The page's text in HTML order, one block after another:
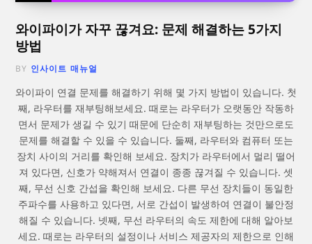
와이파이가 자꾸 끊겨요: 문제 해결하는 5가지
방법
BY 인사이트 매뉴얼
와이파이 연결 문제를 해결하기 위해 몇 가지 방법이 있습니다. 첫
째, 라우터를 재부팅해보세요. 때로는 라우터가 오랫동안 작동하
면서 문제가 생길 수 있기 때문에 단순히 재부팅하는 것만으로도
문제를 해결할 수 있을 수 있습니다. 둘째, 라우터와 컴퓨터 또는
장치 사이의 거리를 확인해 보세요. 장치가 라우터에서 멀리 떨어
져 있다면, 신호가 약해져서 연결이 종종 끊겨질 수 있습니다. 셋
째, 무선 신호 간섭을 확인해 보세요. 다른 무선 장치들이 동일한
주파수를 사용하고 있다면, 서로 간섭이 발생하여 연결이 불안정
해질 수 있습니다. 넷째, 무선 라우터의 속도 제한에 대해 알아보
세요. 때로는 라우터의 설정이나 서비스 제공자의 제한으로 인해